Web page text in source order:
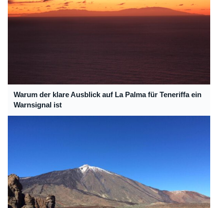
Warum der klare Ausblick auf La Palma für Teneriffa ein
Warnsignal ist